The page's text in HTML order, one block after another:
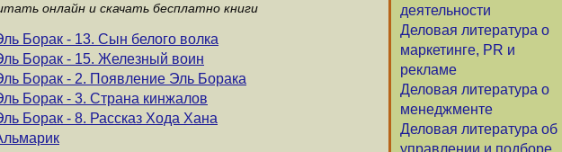
деятельности
Деловая литература о
маркетинге, PR и
рекламе
Деловая литература о
менеджменте
Деловая литература об
управлении и подборе
онлайн и скачать бесплатно книги
Борак - 13. Сын белого волка
Борак - 15. Железный воин
Борак - 2. Появление Эль Борака
Борак - 3. Страна кинжалов
Борак - 8. Рассказ Хода Хана